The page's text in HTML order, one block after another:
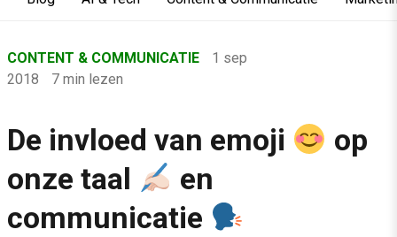
›
Content & Communicatie
›
De invloed van emoji op onze taal
CONTENT & COMMUNICATIE
1 sep
2018
7 min lezen
De invloed van emoji
op
onze taal
en
communicatie